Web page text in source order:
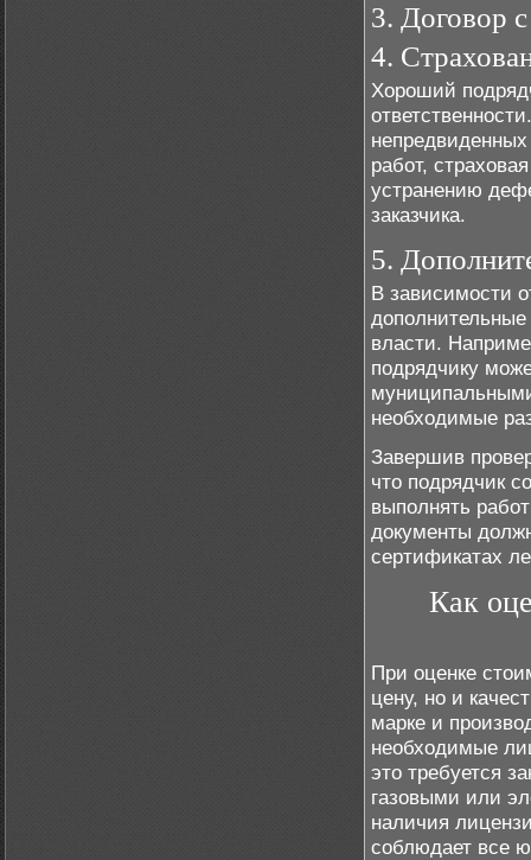
3. Договор
4.
Хороший
работ,
устранению
заказчика.
5.
В зависимости
власти.
подрядчику
необходимые
Завершив
что подрядчик
выполнять
документы
сертификатах
Как
При оценке
цену, но и
марке и
необходимые
это требуется
газовыми или
наличия
соблюдает все